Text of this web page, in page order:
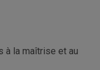
à la maîtrise et au